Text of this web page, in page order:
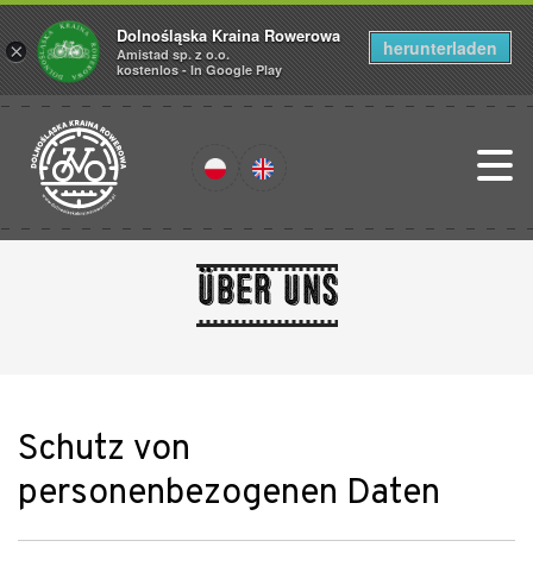
über uns
Schutz von
personenbezogenen Daten
×
Dolnośląska Kraina Rowerowa
Amistad sp. z o.o.
kostenlos - In Google Play
herunterladen